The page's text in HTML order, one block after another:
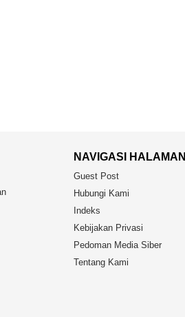
NAVIGASI HALAMAN
Guest Post
Hubungi Kami
Indeks
Kebijakan Privasi
Pedoman Media Siber
Tentang Kami